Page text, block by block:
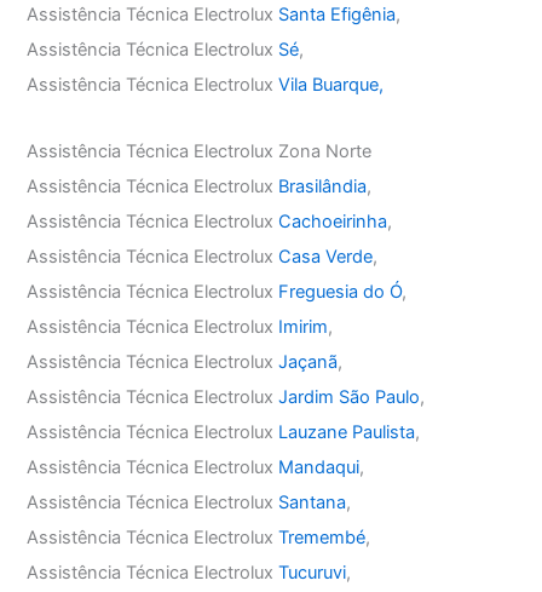
Assistência Técnica Electrolux Santa Efigênia,
Assistência Técnica Electrolux Sé,
Assistência Técnica ElectroluxVila Buarque,
Assistência Técnica Electrolux Zona Norte
Assistência Técnica Electrolux Brasilândia,
Assistência Técnica ElectroluxCachoeirinha,
Assistência Técnica ElectroluxCasa Verde,
Assistência Técnica Electrolux Freguesia do Ó,
Assistência Técnica Electrolux Imirim,
Assistência Técnica ElectroluxJaçanã,
Assistência Técnica ElectroluxJardim São Paulo,
Assistência Técnica Electrolux Lauzane Paulista,
Assistência Técnica Electrolux Mandaqui,
Assistência Técnica Electrolux Santana,
Assistência Técnica ElectroluxTremembé,
Assistência Técnica ElectroluxTucuruvi,